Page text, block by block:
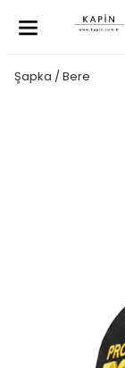
Şapka / Bere